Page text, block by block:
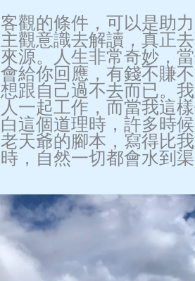
客觀的條件，可以是助
主觀意識去解讀，真正
來源。人生非常奇妙，
會給你回應，有錢不賺
想跟自己過不去而已。
人一起工作，而當我這
白這個道理時，許多時
老天爺的腳本，寫得比
時，自然一切都會水到